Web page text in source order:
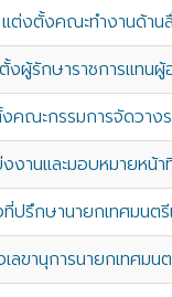
งตั้งคณะทำงานด้านสื่
ผู้รักษาราชการแทน
ะกรรมการจัดวางร
านและมอบหมายหน้
รึกษานายกเทศมนต
ขานุการนายกเทศมน